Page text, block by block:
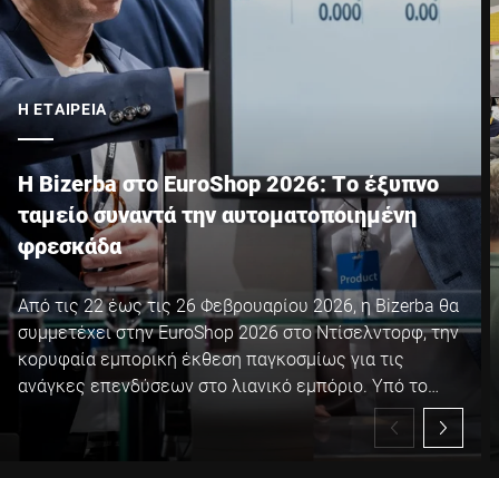
Πόλη *
Χώρα *
Το μήνυμά σας προς εμάς *
Επιβεβαιώνω ότι συμφωνώ με τη χρήση των δεδομένων μου
για να επεξεργαστώ αυτό το αίτημα. Περισσότερες
πληροφορίες μπορούν να βρεθούν στο
Δήλωση προστασίας
Η ΕΤΑΙΡΕΊΑ
Η Bizerba στο EuroShop 2026: Το έξυπνο
ταμείο συναντά την αυτοματοποιημένη
φρεσκάδα
Από τις 22 έως τις 26 Φεβρουαρίου 2026, η Bizerba θα
συμμετέχει στην EuroShop 2026 στο Ντίσελντορφ, την
κορυφαία εμπορική έκθεση παγκοσμίως για τις
ανάγκες επενδύσεων στο λιανικό εμπόριο. Υπό το
σύνθημα της EuroShop 2026 "Global Retail Festival", η
Bizerba θα παρουσιάσει ένα ποικίλο πρόγραμμα
καινοτόμων λύσεων, εμπνευσμένων επιδείξεων και